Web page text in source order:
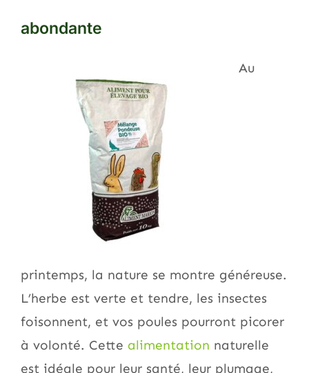
abondante
Au
printemps, la nature se montre généreuse.
L’herbe est verte et tendre, les insectes
foisonnent, et vos poules pourront picorer
à volonté. Cette alimentation naturelle
est idéale pour leur santé, leur plumage,